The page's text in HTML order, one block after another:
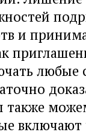
и
любые